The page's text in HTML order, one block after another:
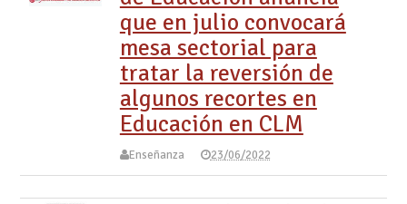
que en julio convocará
mesa sectorial para
tratar la reversión de
algunos recortes en
Educación en CLM
Enseñanza 23/06/2022